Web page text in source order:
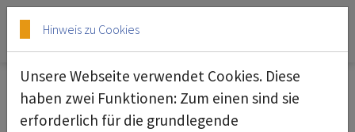
Skip to main content
Skip to page footer
Abrollcontainer
Hinweis zu Cookies
Unsere Webseite verwendet Cookies. Diese
haben zwei Funktionen: Zum einen sind sie
erforderlich für die grundlegende